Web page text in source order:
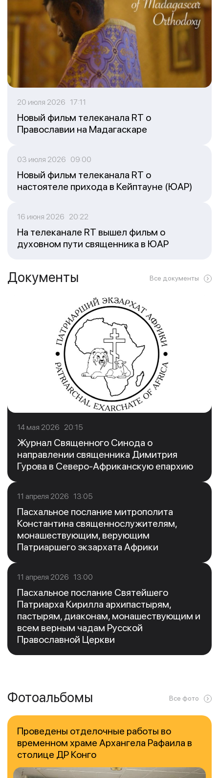
20 июля 2026 17:11
Новый фильм телеканала RT о
Православии на Мадагаскаре
03 июля 2026 09:00
Новый фильм телеканала RT о
настоятеле прихода в Кейптауне (ЮАР)
16 июня 2026 20:22
На телеканале RT вышел фильм о
духовном пути священника в ЮАР
Документы Все документы
14 мая 2026 20:15
Журнал Священного Синода о
направлении священника Димитрия
Гурова в Северо-Африканскую епархию
11 апреля 2026 13:05
Пасхальное послание митрополита
Константина священнослужителям,
монашествующим, верующим
Патриаршего экзархата Африки
11 апреля 2026 13:00
Пасхальное послание Святейшего
Патриарха Кирилла архипастырям,
пастырям, диаконам, монашествующим и
всем верным чадам Русской
Православной Церкви
Фотоальбомы Все фото
Проведены отделочные работы во
временном храме Архангела Рафаила в
столице ДР Конго